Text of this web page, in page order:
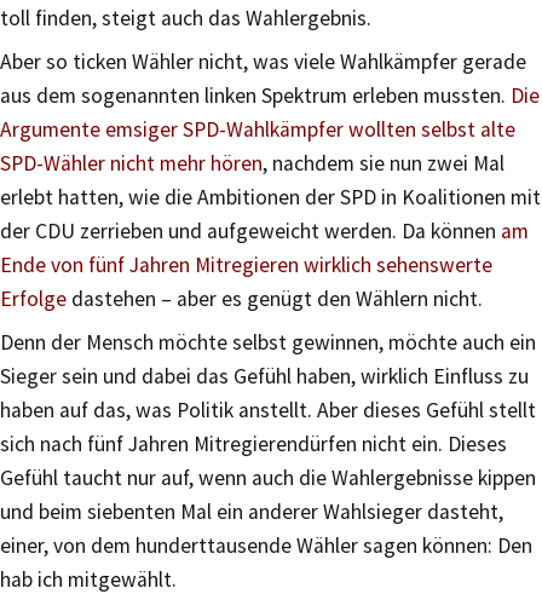
toll finden, steigt auch das Wahlergebnis.
Aber so ticken Wähler nicht, was viele Wahlkämpfer gerade
aus dem sogenannten linken Spektrum erleben mussten. Die
Argumente emsiger SPD-Wahlkämpfer wollten selbst alte
SPD-Wähler nicht mehr hören, nachdem sie nun zwei Mal
erlebt hatten, wie die Ambitionen der SPD in Koalitionen mit
der CDU zerrieben und aufgeweicht werden. Da können am
Ende von fünf Jahren Mitregieren wirklich sehenswerte
Erfolge dastehen – aber es genügt den Wählern nicht.
Denn der Mensch möchte selbst gewinnen, möchte auch ein
Sieger sein und dabei das Gefühl haben, wirklich Einfluss zu
haben auf das, was Politik anstellt. Aber dieses Gefühl stellt
sich nach fünf Jahren Mitregierendürfen nicht ein. Dieses
Gefühl taucht nur auf, wenn auch die Wahlergebnisse kippen
und beim siebenten Mal ein anderer Wahlsieger dasteht,
einer, von dem hunderttausende Wähler sagen können: Den
hab ich mitgewählt.